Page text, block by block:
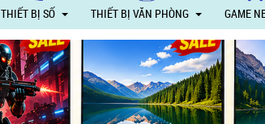
THIẾT BỊ SỐ THIẾT BỊ VĂN PHÒNG GAME